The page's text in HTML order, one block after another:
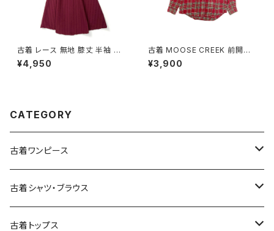
古着 レース 無地 膝丈 半袖 ワ
ンピース 赤 ボルドー (oa2607
080)
¥4,950
古着 MOOSE CREEK 前開き
チェック柄 コットン100％ フラン
ネル 長袖 シャツ 赤 (ttu25090
¥3,900
CATEGORY
古着ワンピース
古着長袖ワンピース
古着半袖ワンピース
古着シャツ・ブラウス
古着長袖シャツ・ブラウス
古着トップス